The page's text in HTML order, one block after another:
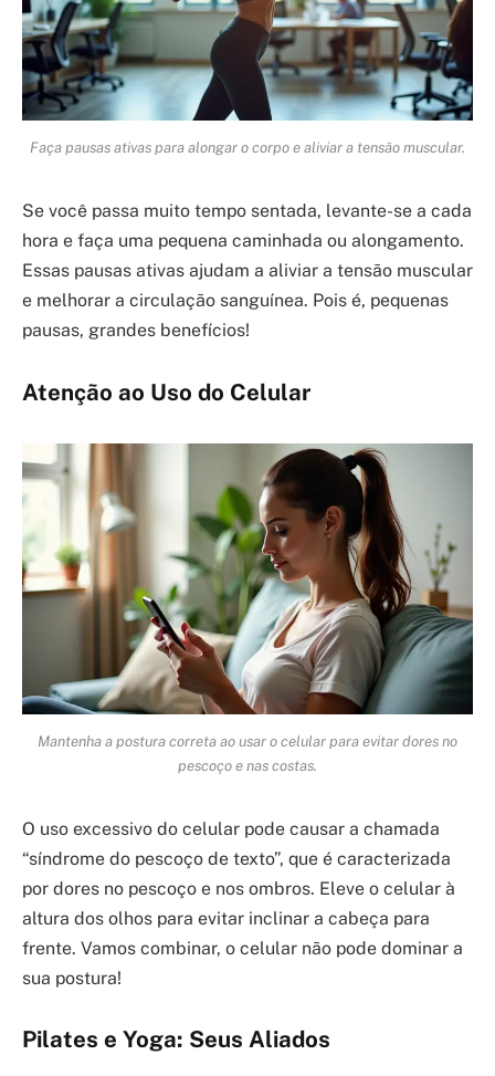
Faça pausas ativas para alongar o corpo e aliviar a tensão muscular.
Se você passa muito tempo sentada, levante-se a cada
hora e faça uma pequena caminhada ou alongamento.
Essas pausas ativas ajudam a aliviar a tensão muscular
e melhorar a circulação sanguínea. Pois é, pequenas
pausas, grandes benefícios!
Atenção ao Uso do Celular
Mantenha a postura correta ao usar o celular para evitar dores no
pescoço e nas costas.
O uso excessivo do celular pode causar a chamada
“síndrome do pescoço de texto”, que é caracterizada
por dores no pescoço e nos ombros. Eleve o celular à
altura dos olhos para evitar inclinar a cabeça para
frente. Vamos combinar, o celular não pode dominar a
sua postura!
Pilates e Yoga: Seus Aliados